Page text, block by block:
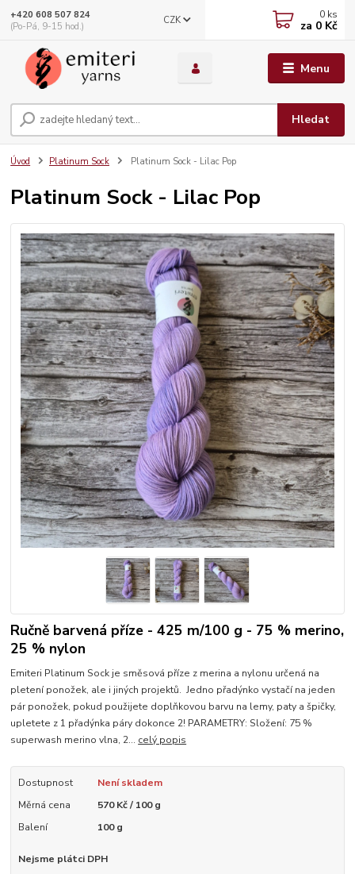
Menu
CZK
Hledat
+420 608 507 824
(Po-Pá, 9-15 hod.)
0 ks
za 0 Kč
Úvod Platinum Sock Platinum Sock - Lilac Pop
Platinum Sock - Lilac Pop
Ručně barvená příze - 425 m/100 g - 75 % merino,
25 % nylon
Emiteri Platinum Sock je směsová příze z merina a nylonu určená na
pletení ponožek, ale i jiných projektů. Jedno přadýnko vystačí na jeden
pár ponožek, pokud použijete doplňkovou barvu na lemy, paty a špičky,
upletete z 1 přadýnka páry dokonce 2! PARAMETRY: Složení: 75 %
superwash merino vlna, 2... celý popis
Dostupnost
Není skladem
Měrná cena
570 Kč / 100 g
Balení
100 g
Nejsme plátci DPH